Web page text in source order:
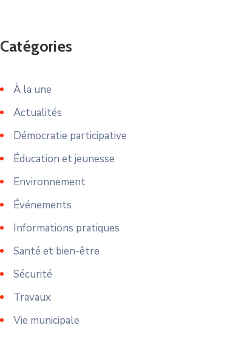
Catégories
À la une
Actualités
Démocratie participative
Éducation et jeunesse
Environnement
Événements
Informations pratiques
Santé et bien-être
Sécurité
Travaux
Vie municipale